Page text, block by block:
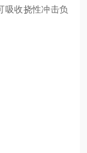
吸收挠性冲击负